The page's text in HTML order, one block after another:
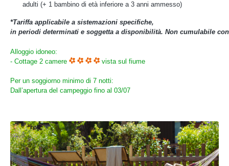
adulti (+ 1 bambino di età inferiore a 3 anni ammesso)
*Tariffa applicabile a sistemazioni specifiche,
in periodi determinati e soggetta a disponibilità. Non cumulabile
Alloggio idoneo:
- Cottage 2 camere
vista sul fiume
Per un soggiorno minimo di 7 notti:
Dall’apertura del campeggio fino al 03/07